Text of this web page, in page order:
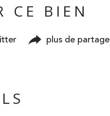
CE BIEN
plus de partage